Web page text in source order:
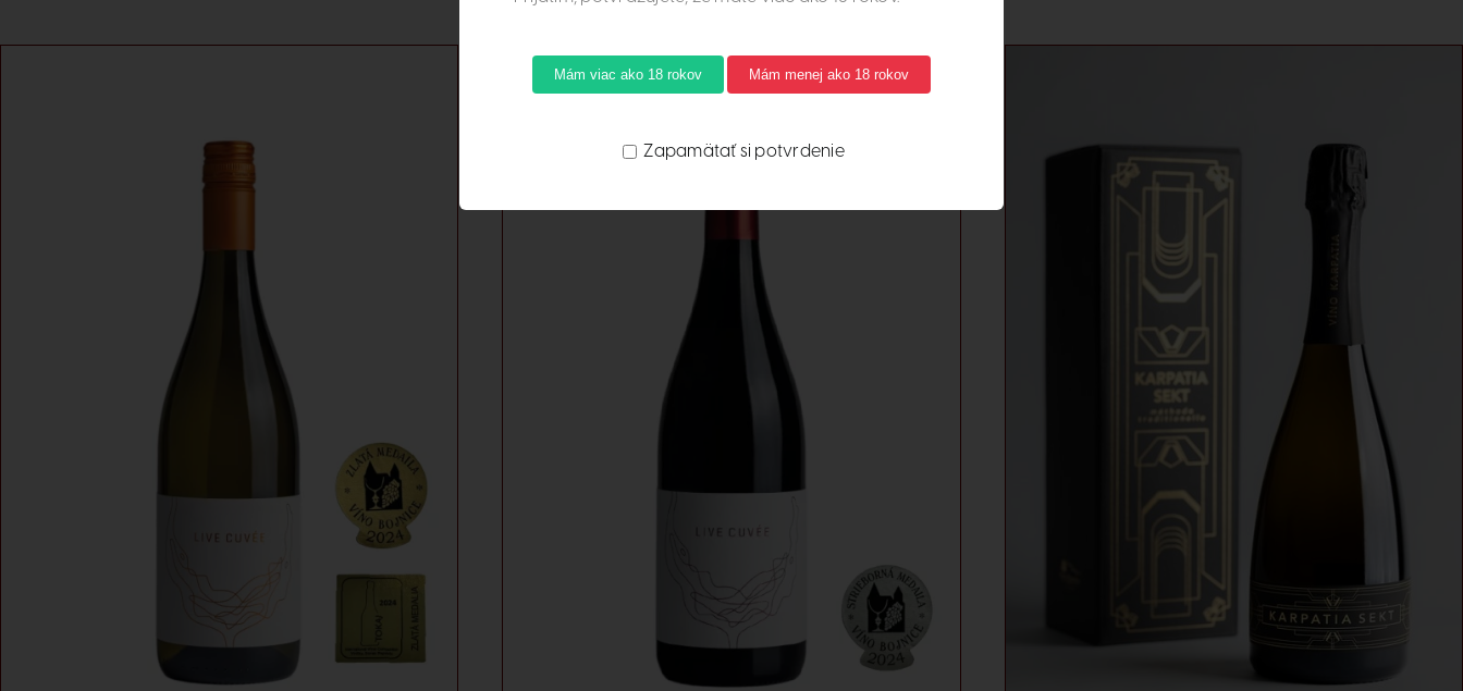
Mám viac ako 18 rokov Mám menej ako 18 rokov
Zapamätať si potvrdenie